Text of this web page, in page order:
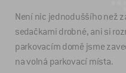
Není nic jednoduššího než
sedačkami drobné, ani si
parkovacím domě jsme
na volná parkovací místa.